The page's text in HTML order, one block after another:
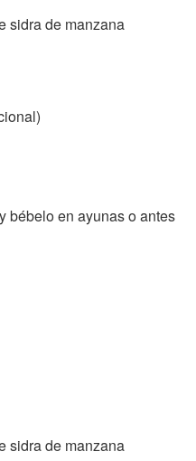
sidra de manzana
bébelo en ayunas o antes
sidra de manzana